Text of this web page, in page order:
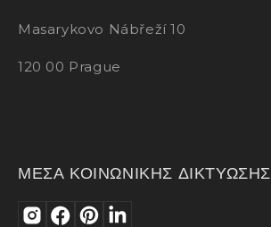
Masarykovo Nábřeží 10
120 00 Prague
ΜΕΣΑ ΚΟΙΝΩΝΙΚΗΣ ΔΙΚΤΥΩΣΗΣ